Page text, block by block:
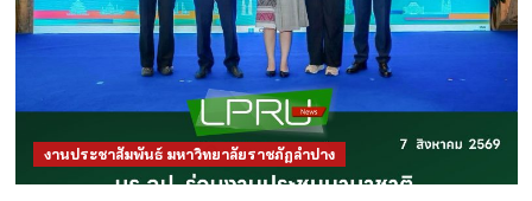
งานประชาสัมพันธ์ มหาวิทยาลัยราชภัฏลำปาง